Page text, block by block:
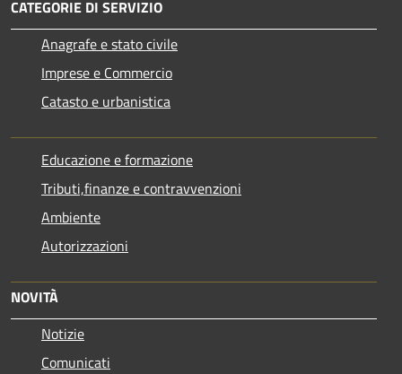
CATEGORIE DI SERVIZIO
Anagrafe e stato civile
Imprese e Commercio
Catasto e urbanistica
Educazione e formazione
Tributi,finanze e contravvenzioni
Ambiente
Autorizzazioni
NOVITÀ
Notizie
Comunicati